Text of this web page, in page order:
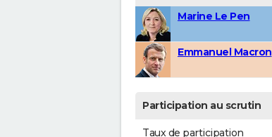
Marine Le Pen
Emmanuel Macron
Participation au scrutin
Taux de participation